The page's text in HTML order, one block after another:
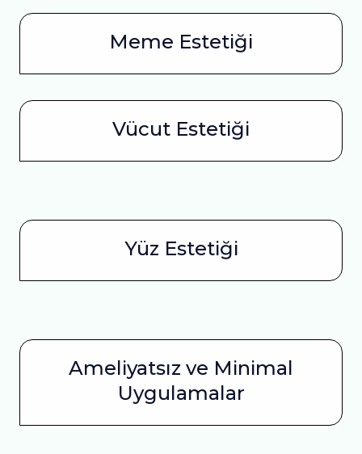
Meme Estetiği
Vücut Estetiği
Yüz Estetiği
Ameliyatsız ve Minimal
Uygulamalar